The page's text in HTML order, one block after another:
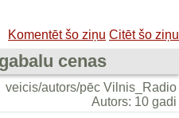
Komentēt šo ziņu Citēt šo ziņu
cenas
veicis/autors/pēc Vilnis_Radio
Autors: 10 gadi